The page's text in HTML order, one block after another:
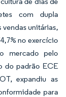
com dupla
unitárias,
no exercício
mercado pelo
do padrão ECE
expandiu as
para